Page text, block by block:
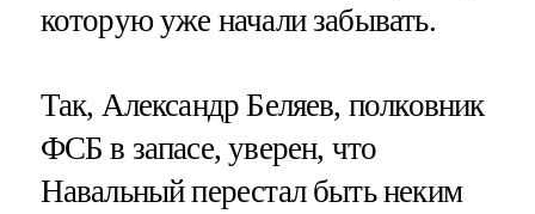
которую уже начали забывать.
Так, Александр Беляев, полковник
ФСБ в запасе, уверен, что
Навальный перестал быть неким